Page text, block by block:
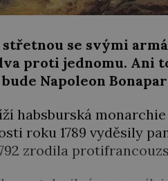
se svými
proti jednomu. Ani
Napoleon
habsburská
roku 1789 vyděsily
zrodila